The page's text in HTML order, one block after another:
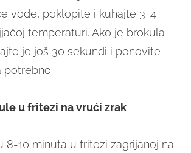
vode, poklopite i kuhajte 3-4
temperaturi. Ako je brokula
je još 30 sekundi i ponovite
potrebno.
u fritezi na vrući zrak
8-10 minuta u fritezi zagrijanoj na